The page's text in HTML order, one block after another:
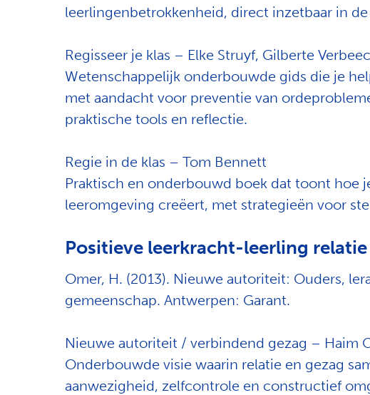
leerlingenbetrokkenheid, direct inzetbaar in de
Regisseer je klas – Elke Struyf, Gilberte
Wetenschappelijk onderbouwde gids die je
met aandacht voor preventie van
praktische tools en reflectie.
Regie in de klas – Tom Bennett
Praktisch en onderbouwd boek dat toont hoe
leeromgeving creëert, met strategieën voor
Positieve leerkracht-leerling relatie
Omer, H. (2013). Nieuwe autoriteit: Ouders,
gemeenschap. Antwerpen: Garant.
Nieuwe autoriteit / verbindend gezag – Haim
Onderbouwde visie waarin relatie en gezag
aanwezigheid, zelfcontrole en constructief